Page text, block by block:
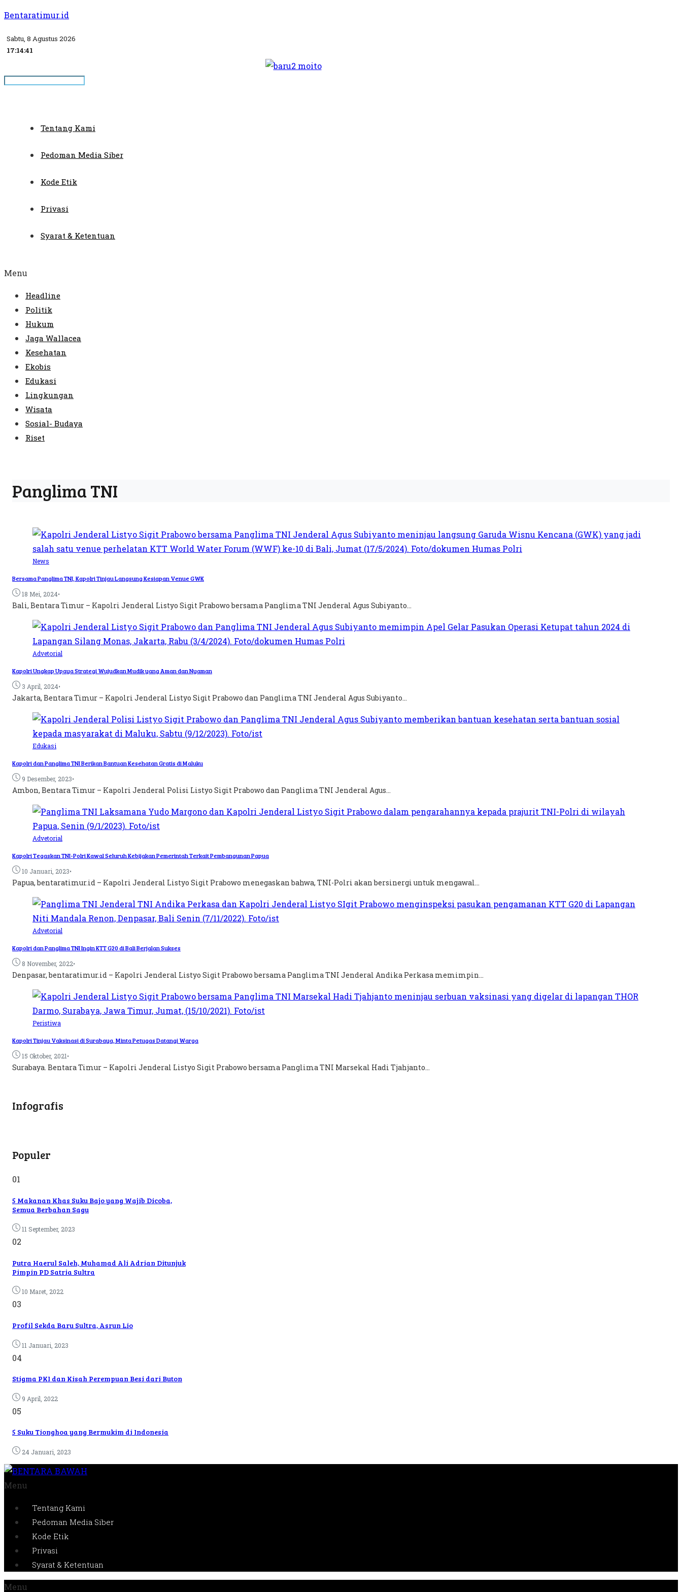
Bentaratimur.id
Sabtu, 8 Agustus 2026
17:14:42
Tentang Kami
Pedoman Media Siber
Kode Etik
Privasi
Syarat & Ketentuan
Menu
Headline
Politik
Hukum
Jaga Wallacea
Kesehatan
Ekobis
Edukasi
Lingkungan
Wisata
Sosial- Budaya
Riset
Panglima TNI
News
Bersama Panglima TNI, Kapolri Tinjau Langsung Kesiapan Venue GWK
18 Mei, 2024•
Bali, Bentara Timur – Kapolri Jenderal Listyo Sigit Prabowo bersama Panglima TNI Jenderal Agus Subiyanto...
Advetorial
Kapolri Ungkap Upaya Strategi Wujudkan Mudik yang Aman dan Nyaman
3 April, 2024•
Jakarta, Bentara Timur – Kapolri Jenderal Listyo Sigit Prabowo dan Panglima TNI Jenderal Agus Subiyanto...
Edukasi
Kapolri dan Panglima TNI Berikan Bantuan Kesehatan Gratis di Maluku
9 Desember, 2023•
Ambon, Bentara Timur – Kapolri Jenderal Polisi Listyo Sigit Prabowo dan Panglima TNI Jenderal Agus...
Advetorial
Kapolri Tegaskan TNI-Polri Kawal Seluruh Kebijakan Pemerintah Terkait Pembangunan Papua
10 Januari, 2023•
Papua, bentaratimur.id – Kapolri Jenderal Listyo Sigit Prabowo menegaskan bahwa, TNI-Polri akan bersinergi untuk mengawal...
Advetorial
Kapolri dan Panglima TNI Ingin KTT G20 di Bali Berjalan Sukses
8 November, 2022•
Denpasar, bentaratimur.id – Kapolri Jenderal Listyo Sigit Prabowo bersama Panglima TNI Jenderal Andika Perkasa memimpin...
Peristiwa
Kapolri Tinjau Vaksinasi di Surabaya, Minta Petugas Datangi Warga
15 Oktober, 2021•
Surabaya. Bentara Timur – Kapolri Jenderal Listyo Sigit Prabowo bersama Panglima TNI Marsekal Hadi Tjahjanto...
Infografis
Populer
01
5 Makanan Khas Suku Bajo yang Wajib Dicoba,
Semua Berbahan Sagu
11 September, 2023
02
Putra Haerul Saleh, Muhamad Ali Adrian Ditunjuk
Pimpin PD Satria Sultra
10 Maret, 2022
03
Profil Sekda Baru Sultra, Asrun Lio
11 Januari, 2023
04
Stigma PKI dan Kisah Perempuan Besi dari Buton
9 April, 2022
05
5 Suku Tionghoa yang Bermukim di Indonesia
24 Januari, 2023
Menu
Tentang Kami
Pedoman Media Siber
Kode Etik
Privasi
Syarat & Ketentuan
Menu